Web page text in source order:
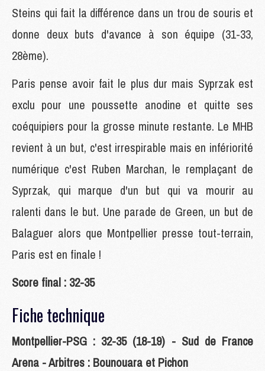
Steins qui fait la différence dans un trou de souris et
donne deux buts d'avance à son équipe (31-33,
28ème).
Paris pense avoir fait le plus dur mais Syprzak est
exclu pour une poussette anodine et quitte ses
coéquipiers pour la grosse minute restante. Le MHB
revient à un but, c'est irrespirable mais en infériorité
numérique c'est Ruben Marchan, le remplaçant de
Syprzak, qui marque d'un but qui va mourir au
ralenti dans le but. Une parade de Green, un but de
Balaguer alors que Montpellier presse tout-terrain,
Paris est en finale !
Score final : 32-35
Fiche technique
Montpellier-PSG : 32-35 (18-19) - Sud de France
Arena - Arbitres : Bounouara et Pichon